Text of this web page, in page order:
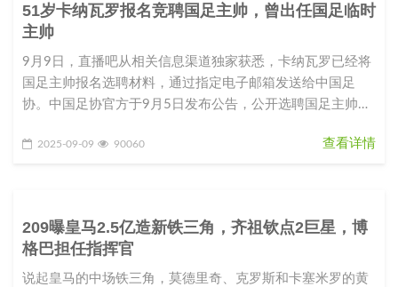
51岁卡纳瓦罗报名竞聘国足主帅，曾出任国足临时
主帅
9月9日，直播吧从相关信息渠道独家获悉，卡纳瓦罗已经将
国足主帅报名选聘材料，通过指定电子邮箱发送给中国足
协。中国足协官方于9月5日发布公告，公开选聘国足主帅，
2025-09-09 90060 查看详情
209曝皇马2.5亿造新铁三角，齐祖钦点2巨星，博
格巴担任指挥官
说起皇马的中场铁三角，莫德里奇、克罗斯和卡塞米罗的黄